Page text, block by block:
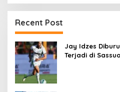
Recent Post
Jay Idzes
Terjadi di